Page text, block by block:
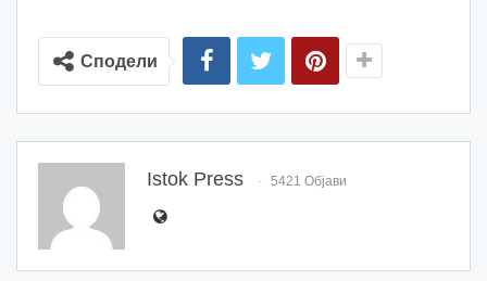
Сподели
Istok Press 5421 Објави